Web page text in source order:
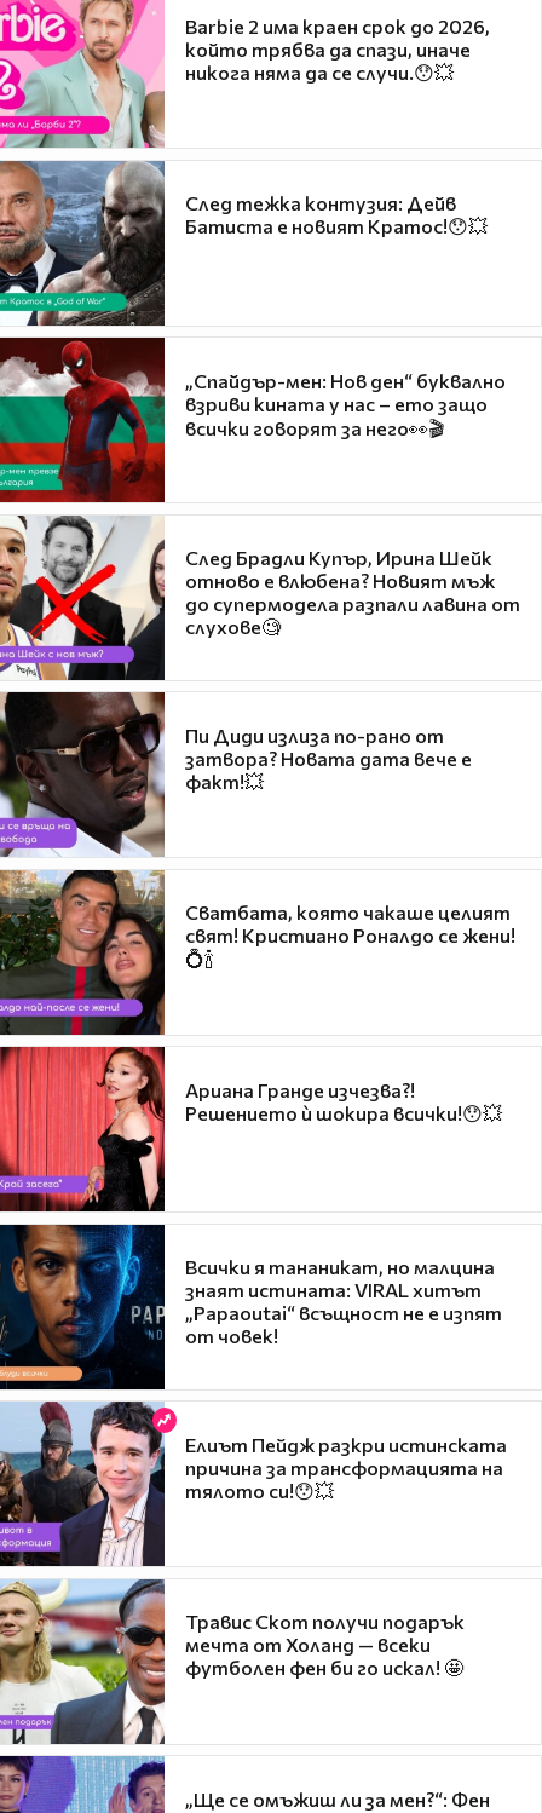
Barbie 2 има краен срок до 2026,
който трябва да спази, иначе
никога няма да се случи.😯💥
След тежка контузия: Дейв
Батиста е новият Кратос!😯💥
„Спайдър-мен: Нов ден“ буквално
взриви кината у нас – ето защо
всички говорят за него👀🎬
След Брадли Купър, Ирина Шейк
отново е влюбена? Новият мъж
до супермодела разпали лавина от
слухове🧐
Пи Диди излиза по-рано от
затвора? Новата дата вече е
факт!💥
Сватбата, която чакаше целият
свят! Кристиано Роналдо се жени!
💍🍾
Ариана Гранде изчезва?!
Решението ѝ шокира всички!😯💥
Всички я тананикат, но малцина
знаят истината: VIRAL хитът
„Papaoutai“ всъщност не е изпят
от човек!
Елиът Пейдж разкри истинската
причина за трансформацията на
тялото си!😯💥
Травис Скот получи подарък
мечта от Холанд — всеки
футболен фен би го искал! 🤩
„Ще се омъжиш ли за мен?“: Фен